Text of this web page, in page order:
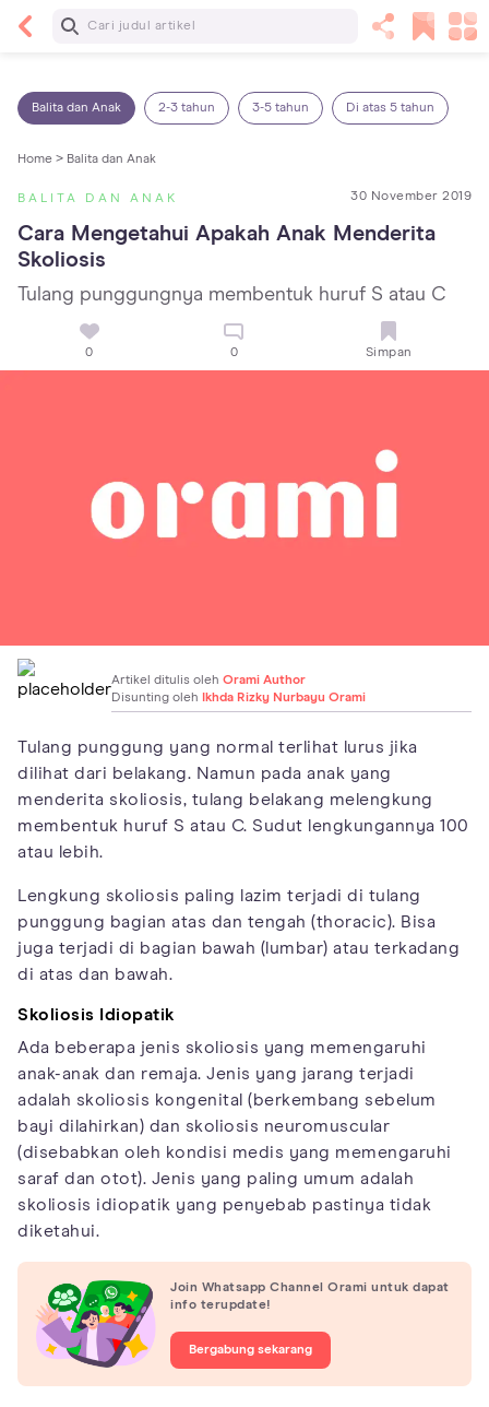
Baca Selanjutnya
Balita dan Anak 2-3 tahun 3-5 tahun Di atas 5 tahun
Home > Balita dan Anak
BALITA DAN ANAK 30 November 2019
Cara Mengetahui Apakah Anak Menderita
Skoliosis
Tulang punggungnya membentuk huruf S atau C
0 0 Simpan
Artikel ditulis oleh Orami Author
Disunting oleh
Ikhda Rizky Nurbayu Orami
Tulang punggung yang normal terlihat lurus jika
dilihat dari belakang. Namun pada anak yang
menderita skoliosis, tulang belakang melengkung
membentuk huruf S atau C. Sudut lengkungannya 100
atau lebih.
Lengkung skoliosis paling lazim terjadi di tulang
punggung bagian atas dan tengah (thoracic). Bisa
juga terjadi di bagian bawah (lumbar) atau terkadang
di atas dan bawah.
Skoliosis Idiopatik
Ada beberapa jenis skoliosis yang memengaruhi
anak-anak dan remaja. Jenis yang jarang terjadi
adalah skoliosis kongenital (berkembang sebelum
bayi dilahirkan) dan skoliosis neuromuscular
(disebabkan oleh kondisi medis yang memengaruhi
saraf dan otot). Jenis yang paling umum adalah
skoliosis idiopatik yang penyebab pastinya tidak
diketahui.
Join Whatsapp Channel Orami untuk dapat
info terupdate!
Bergabung sekarang